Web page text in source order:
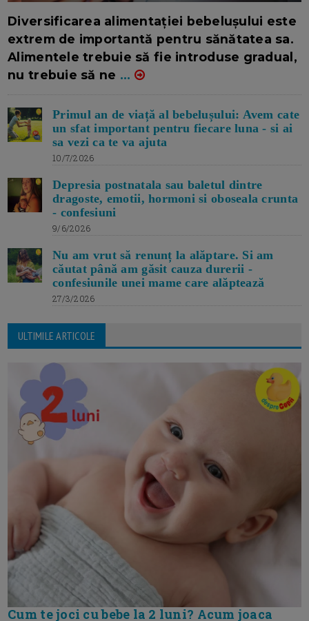
Diversificarea alimentației bebelușului este
extrem de importantă pentru sănătatea sa.
Alimentele trebuie să fie introduse gradual,
nu trebuie să ne ...
Primul an de viață al bebelușului: Avem cate
un sfat important pentru fiecare luna - si ai
sa vezi ca te va ajuta
10/7/2026
Depresia postnatala sau baletul dintre
dragoste, emotii, hormoni si oboseala crunta
- confesiuni
9/6/2026
Nu am vrut să renunț la alăptare. Si am
căutat până am găsit cauza durerii -
confesiunile unei mame care alăptează
27/3/2026
ULTIMILE ARTICOLE
Cum te joci cu bebe la 2 luni? Acum joaca